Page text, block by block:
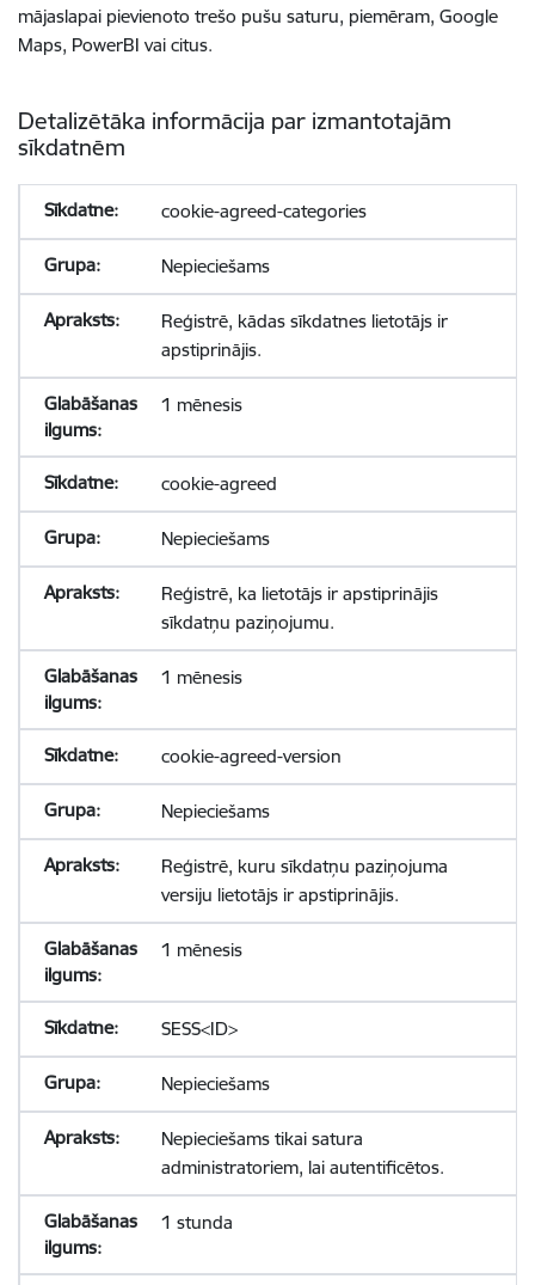
mājaslapai pievienoto trešo pušu saturu, piemēram, Google
Maps, PowerBI vai citus.
Detalizētāka informācija par izmantotajām
sīkdatnēm
cookie-agreed-categories
Nepieciešams
Reģistrē, kādas sīkdatnes lietotājs ir
apstiprinājis.
1 mēnesis
cookie-agreed
Nepieciešams
Reģistrē, ka lietotājs ir apstiprinājis
sīkdatņu paziņojumu.
1 mēnesis
cookie-agreed-version
Nepieciešams
Reģistrē, kuru sīkdatņu paziņojuma
versiju lietotājs ir apstiprinājis.
1 mēnesis
SESS<ID>
Nepieciešams
Nepieciešams tikai satura
administratoriem, lai autentificētos.
1 stunda